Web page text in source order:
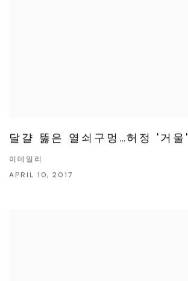
달걀 뚫은 열쇠구멍…허정 '거울'
이데일리
APRIL 10, 2017